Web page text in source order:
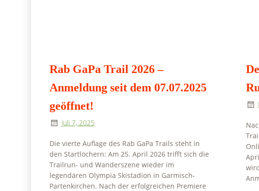
Rab GaPa Trail 2026 –
Anmeldung seit dem 07.07.2025
geöffnet!
Juli 7, 2025
Die vierte Auflage des Rab GaPa Trails steht in
den Startlöchern: Am 25. April 2026 trifft sich die
Trailrun- und Wanderszene wieder im
legendären Olympia Skistadion in Garmisch-
Partenkirchen. Nach der erfolgreichen Premiere